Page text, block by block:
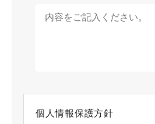
個人情報保護方針